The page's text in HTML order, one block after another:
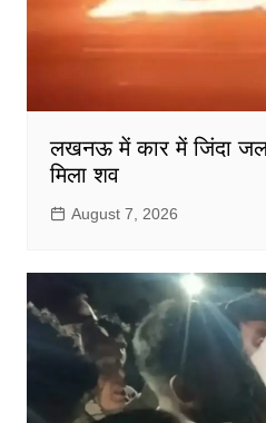
लखनऊ में कार में जिंदा
मिला शव
August 7, 2026